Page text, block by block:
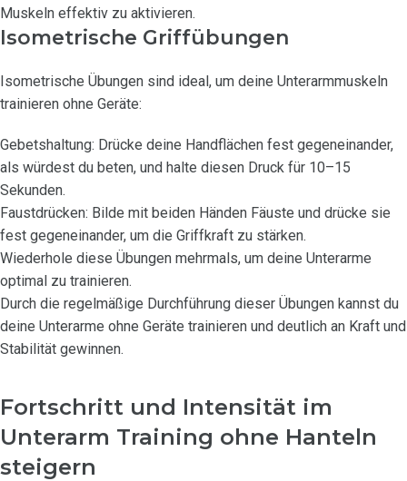
Muskeln effektiv zu aktivieren.
Isometrische Griffübungen
Isometrische Übungen sind ideal, um deine Unterarmmuskeln
trainieren ohne Geräte:
Gebetshaltung: Drücke deine Handflächen fest gegeneinander,
als würdest du beten, und halte diesen Druck für 10–15
Sekunden.
Faustdrücken: Bilde mit beiden Händen Fäuste und drücke sie
fest gegeneinander, um die Griffkraft zu stärken.
Wiederhole diese Übungen mehrmals, um deine Unterarme
optimal zu trainieren.
Durch die regelmäßige Durchführung dieser Übungen kannst du
deine Unterarme ohne Geräte trainieren und deutlich an Kraft und
Stabilität gewinnen.
Fortschritt und Intensität im
Unterarm Training ohne Hanteln
steigern